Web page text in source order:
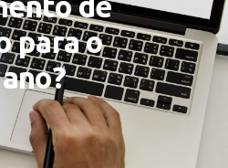
para o